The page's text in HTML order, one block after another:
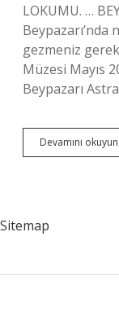
LOKUMU. …
Beypazarı’nda
gezmeniz
Müzesi Mayıs
Beypazarı
Devamını okuyun
Sitemap